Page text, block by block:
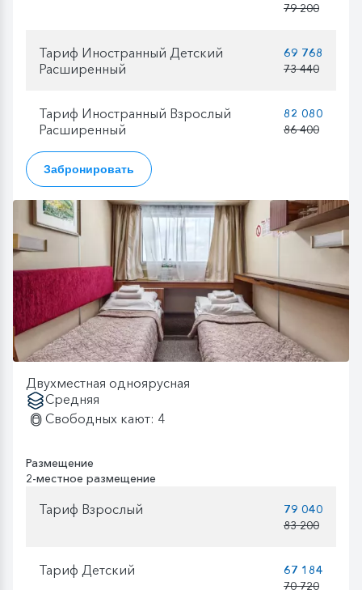
79 200
Тариф Иностранный Детский
Расширенный
69 768
73 440
Тариф Иностранный Взрослый
Расширенный
82 080
86 400
Забронировать
Двухместная одноярусная
Средняя
Свободных кают: 4
Размещение
2-местное размещение
Тариф Взрослый
79 040
83 200
Тариф Детский
67 184
70 720